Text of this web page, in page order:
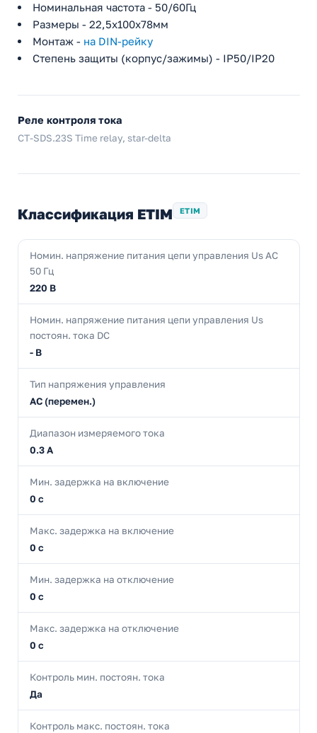
Номинальная частота - 50/60Гц
Размеры - 22,5х100х78мм
Монтаж - на DIN-рейку
Степень защиты (корпус/зажимы) - IP50/IP20
Реле контроля тока
CT-SDS.23S Time relay, star-delta
Классификация ETIM ETIM
Номин. напряжение питания цепи управления Us AC
50 Гц
220 В
Номин. напряжение питания цепи управления Us
постоян. тока DC
- В
Тип напряжения управления
AC (перемен.)
Диапазон измеряемого тока
0.3 А
Мин. задержка на включение
0 с
Макс. задержка на включение
0 с
Мин. задержка на отключение
0 с
Макс. задержка на отключение
0 с
Контроль мин. постоян. тока
Да
Контроль макс. постоян. тока